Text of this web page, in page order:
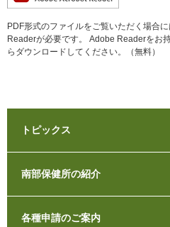
PDF形式のファイルをご覧いただく場合
Readerが必要です。
Adobe Readerをお
らダウンロードしてください。（無料）
トピックス
南部保健所の紹介
各種申請のご案内